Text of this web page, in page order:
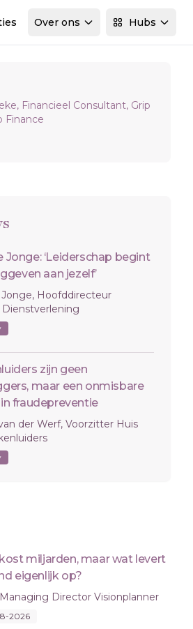
Over ons Hubs
Financieel Consultant, Grip
Finance
Jonge: ‘Leiderschap begint
aan jezelf’
Jonge, Hoofddirecteur
Dienstverlening
zijn geen
maar een onmisbare
fraudepreventie
der Werf, Voorzitter Huis
miljarden, maar wat levert
eigenlijk op?
Director Visionplanner
2026